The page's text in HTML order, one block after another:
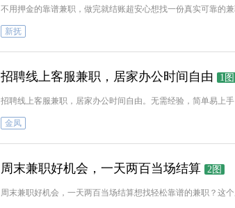
不用押金的靠谱兼职，做完就结账超安心想找一份真实可靠的
新抚
招聘线上客服兼职，居家办公时间自由 1图
招聘线上客服兼职，居家办公时间自由。无需经验，简单易上
金凤
周末兼职好机会，一天两百当场结算 2图
周末兼职好机会，一天两百当场结算想找轻松靠谱的兼职？这